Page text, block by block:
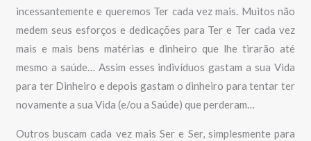
incessantemente e queremos Ter cada vez mais. Muitos não
medem seus esforços e dedicações para Ter e Ter cada vez
mais e mais bens matérias e dinheiro que lhe tirarão até
mesmo a saúde… Assim esses indivíduos gastam a sua Vida
para ter Dinheiro e depois gastam o dinheiro para tentar ter
novamente a sua Vida (e/ou a Saúde) que perderam…
Outros buscam cada vez mais Ser e Ser, simplesmente para